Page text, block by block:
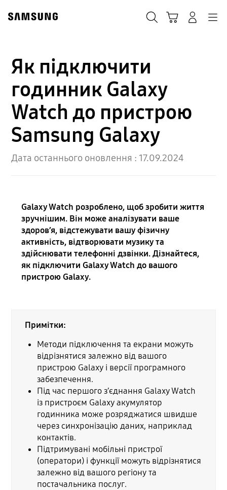
content
Як підключити
годинник Galaxy
Watch до пристрою
Samsung Galaxy
Дата останнього оновлення : 17.09.2024
Galaxy Watch розроблено, щоб зробити життя
зручнішим. Він може аналізувати ваше
здоров’я, відстежувати вашу фізичну
активність, відтворювати музику та
здійснювати телефонні дзвінки. Дізнайтеся,
як підключити Galaxy Watch до вашого
пристрою Galaxy.
Примітки:
Методи підключення та екрани можуть
відрізнятися залежно від вашого
пристрою Galaxy і версії програмного
забезпечення.
Під час першого з’єднання Galaxy Watch
із пристроєм Galaxy акумулятор
годинника може розряджатися швидше
через синхронізацію даних, наприклад
контактів.
Підтримувані мобільні пристрої
(оператори) і функції можуть відрізнятися
залежно від вашого регіону та
постачальника послуг.